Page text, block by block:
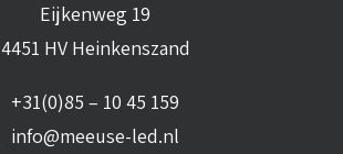
Eijkenweg 19
4451 HV Heinkenszand
+31(0)85 – 10 45 159
info@meeuse-led.nl